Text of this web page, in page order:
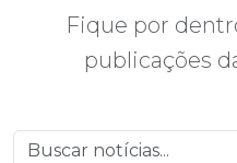
Fique por
publicações